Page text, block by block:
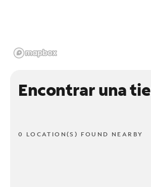
Encontrar una
0 LOCATION(S) FOUND NEARBY